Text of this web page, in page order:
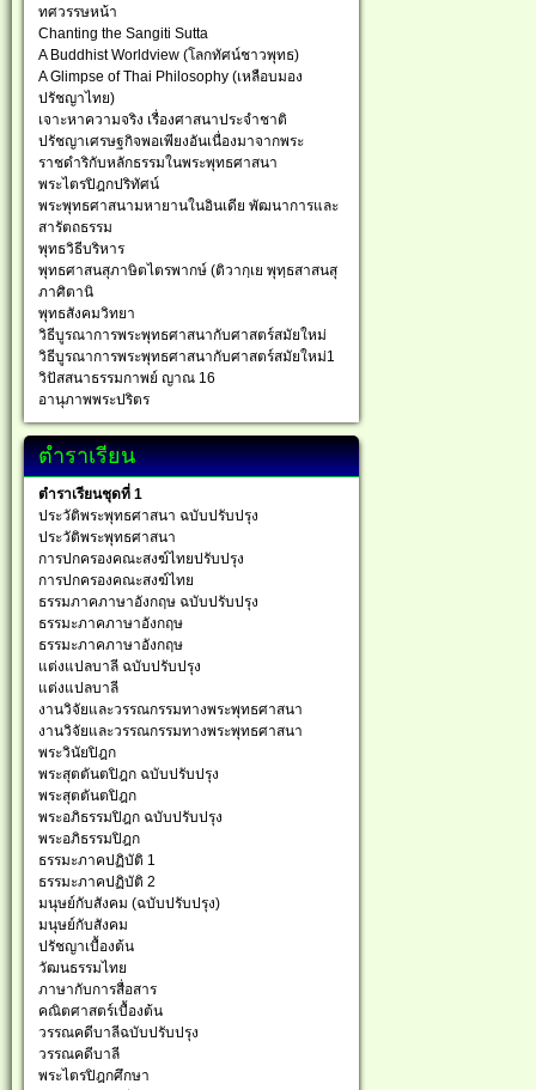
ทศวรรษหน้า
Chanting the Sangiti Sutta
A Buddhist Worldview (โลกทัศน์ชาวพุทธ)
A Glimpse of Thai Philosophy (เหลือบมอง
ปรัชญาไทย)
เจาะหาความจริง เรื่องศาสนาประจำชาติ
ปรัชญาเศรษฐกิจพอเพียงอันเนื่องมาจากพระ
ราชดำริกับหลักธรรมในพระพุทธศาสนา
พระไตรปิฎกปริทัศน์
พระพุทธศาสนามหายานในอินเดีย พัฒนาการและ
สารัตถธรรม
พุทธวิธีบริหาร
พุทธศาสนสุภาษิตไตรพากษ์ (ติวากฺเย พุทฺธสาสนสุ
ภาศิตานิ
พุทธสังคมวิทยา
วิธีบูรณาการพระพุทธศาสนากับศาสตร์สมัยใหม่
วิธีบูรณาการพระพุทธศาสนากับศาสตร์สมัยใหม่1
วิปัสสนาธรรมกาพย์ ญาณ 16
อานุภาพพระปริตร
ตำราเรียน
ตำราเรียนชุดที่ 1
ประวัติพระพุทธศาสนา ฉบับปรับปรุง
ประวัติพระพุทธศาสนา
การปกครองคณะสงฆ์ไทยปรับปรุง
การปกครองคณะสงฆ์ไทย
ธรรมภาคภาษาอังกฤษ ฉบับปรับปรุง
ธรรมะภาคภาษาอังกฤษ
ธรรมะภาคภาษาอังกฤษ
แต่งแปลบาลี ฉบับปรับปรุง
แต่งแปลบาลี
งานวิจัยและวรรณกรรมทางพระพุทธศาสนา
งานวิจัยและวรรณกรรมทางพระพุทธศาสนา
พระวินัยปิฎก
พระสุตตันตปิฎก ฉบับปรับปรุง
พระสุตตันตปิฎก
พระอภิธรรมปิฎก ฉบับปรับปรุง
พระอภิธรรมปิฎก
ธรรมะภาคปฏิบัติ 1
ธรรมะภาคปฏิบัติ 2
มนุษย์กับสังคม (ฉบับปรับปรุง)
มนุษย์กับสังคม
ปรัชญาเบื้องต้น
วัฒนธรรมไทย
ภาษากับการสื่อสาร
คณิตศาสตร์เบื้องต้น
วรรณคดีบาลีฉบับปรับปรุง
วรรณคดีบาลี
พระไตรปิฎกศึกษา